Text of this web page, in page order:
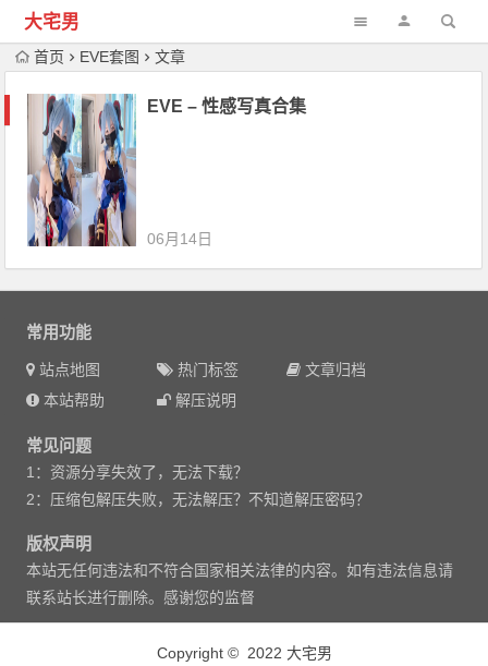
大宅男
首页 EVE套图 文章
EVE – 性感写真合集
06月14日
常用功能
站点地图 热门标签
文章归档
本站帮助
解压说明
常见问题
1：资源分享失效了，无法下载？
2：压缩包解压失败，无法解压？不知道解压密码？
版权声明
本站无任何违法和不符合国家相关法律的内容。如有违法信息请
联系站长进行删除。感谢您的监督
Copyright © 2022 大宅男